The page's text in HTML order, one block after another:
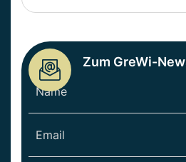
Zum GreWi-